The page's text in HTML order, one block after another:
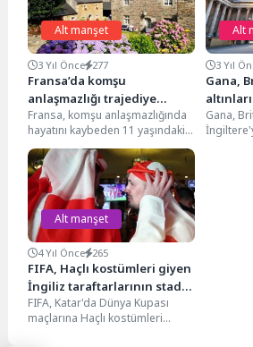
Alt manşet
3 Yıl Önce 277
Fransa’da komşu
anlaşmazlığı trajediye
dönüştü: 11 yaşındaki
İngiliz kız öldürüldü
Fransa, komşu anlaşmazlığında
hayatını kaybeden 11 yaşındaki
İngiliz kız çocuğuna ağlıyor.
Fransa'nın Bretonya
bölgesindeki evlerinin...
Alt
3 Yıl
Gana,
istedi
Gana,
Alt manşet
4 Yıl Önce 265
FIFA, Haçlı kostümleri giyen
İngiliz taraftarlarının stada
girişini yasakladı
FIFA, Katar'da Dünya Kupası
maçlarına Haçlı kostümleri